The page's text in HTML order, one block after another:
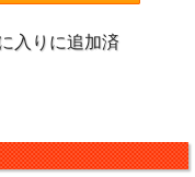
あの大冷害を間
るお米です！
入りに追加済